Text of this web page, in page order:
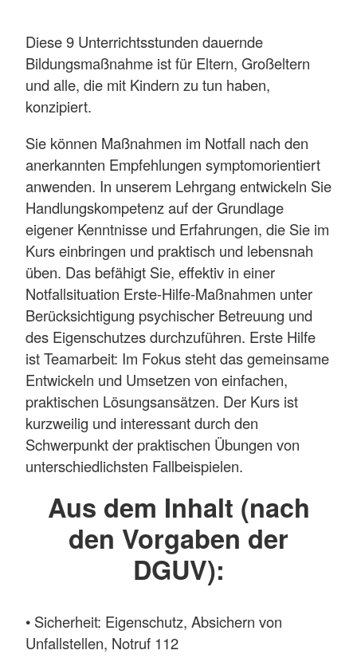
Diese 9 Unterrichtsstunden dauernde
Bildungsmaßnahme ist für Eltern, Großeltern
und alle, die mit Kindern zu tun haben,
konzipiert.
Sie können Maßnahmen im Notfall nach den
anerkannten Empfehlungen symptomorientiert
anwenden. In unserem Lehrgang entwickeln Sie
Handlungskompetenz auf der Grundlage
eigener Kenntnisse und Erfahrungen, die Sie im
Kurs einbringen und praktisch und lebensnah
üben. Das befähigt Sie, effektiv in einer
Notfallsituation Erste-Hilfe-Maßnahmen unter
Berücksichtigung psychischer Betreuung und
des Eigenschutzes durchzuführen. Erste Hilfe
ist Teamarbeit: Im Fokus steht das gemeinsame
Entwickeln und Umsetzen von einfachen,
praktischen Lösungsansätzen. Der Kurs ist
kurzweilig und interessant durch den
Schwerpunkt der praktischen Übungen von
unterschiedlichsten Fallbeispielen.
Aus dem Inhalt (nach
den Vorgaben der
DGUV):
• Sicherheit: Eigenschutz, Absichern von
Unfallstellen, Notruf 112